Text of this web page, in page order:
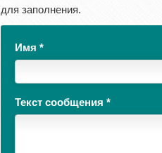
для заполнения.
Имя *
Текст сообщения *